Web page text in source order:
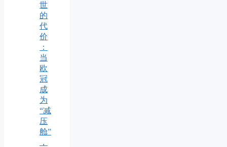
世
的
代
价
：
当
欧
冠
成
为
“减
压
舱”
，